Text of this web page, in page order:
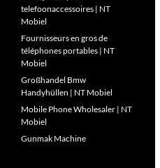
telefoonaccessoires | NT
Mobiel
Fournisseurs en gros de
téléphones portables | NT
Mobiel
Großhandel Bmw
Handyhüllen | NT Mobiel
Mobile Phone Wholesaler | NT
Mobiel
Gunmak Machine